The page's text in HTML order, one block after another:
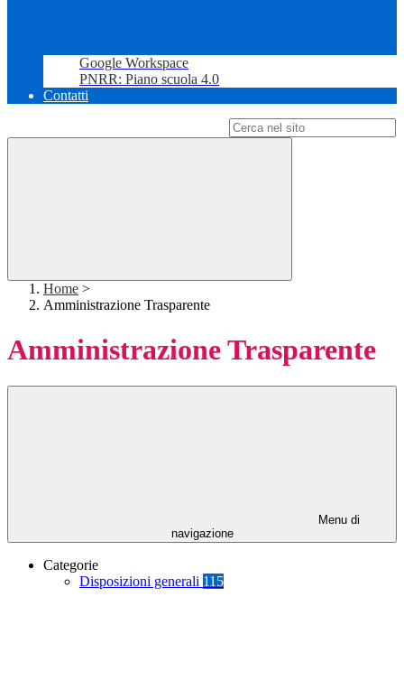
Google Workspace
PNRR: Piano scuola 4.0
Contatti
Home >
Amministrazione Trasparente
Amministrazione Trasparente
Menu di
navigazione
Categorie
Disposizioni generali 115